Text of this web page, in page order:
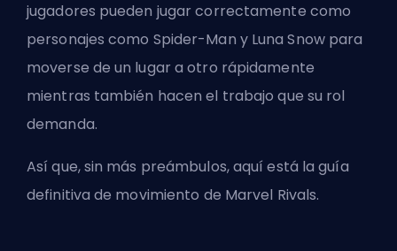
jugadores pueden jugar correctamente como
personajes como Spider-Man y Luna Snow para
moverse de un lugar a otro rápidamente
mientras también hacen el trabajo que su rol
demanda.
Así que, sin más preámbulos, aquí está la guía
definitiva de movimiento de Marvel Rivals.